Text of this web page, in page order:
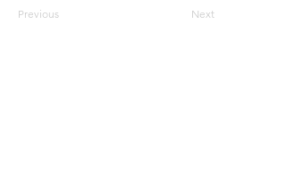
Previous Next